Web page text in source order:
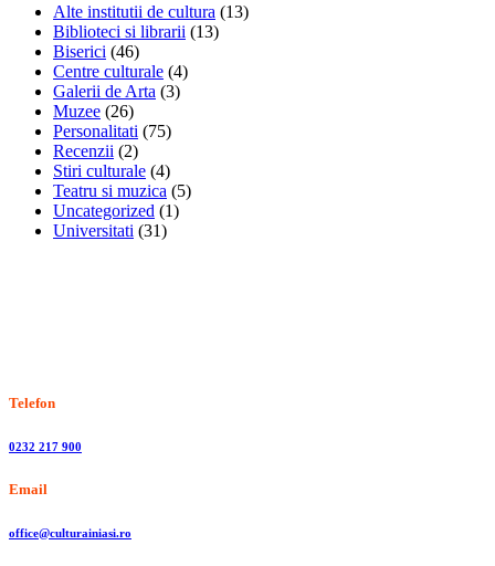
Alte institutii de cultura (13)
Biblioteci si librarii (13)
Biserici (46)
Centre culturale (4)
Galerii de Arta (3)
Muzee (26)
Personalitati (75)
Recenzii (2)
Stiri culturale (4)
Teatru si muzica (5)
Uncategorized (1)
Universitati (31)
Telefon
0232 217 900
Email
office@culturainiasi.ro